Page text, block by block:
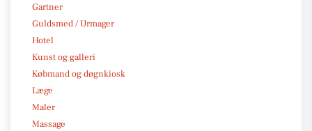
Gartner
Guldsmed / Urmager
Hotel
Kunst og galleri
Købmand og døgnkiosk
Læge
Maler
Massage